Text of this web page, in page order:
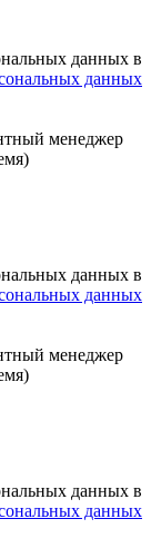
данных в
данных
менеджер
данных в
данных
менеджер
данных в
данных